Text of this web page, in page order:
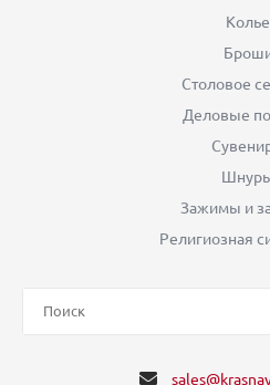
Колье
Столовое
Деловые
Зажимы и
Религиозная